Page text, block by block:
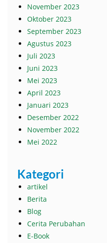
November 2023
Oktober 2023
September 2023
Agustus 2023
Juli 2023
Juni 2023
Mei 2023
April 2023
Januari 2023
Desember 2022
November 2022
Mei 2022
Kategori
artikel
Berita
Blog
Cerita Perubahan
E-Book